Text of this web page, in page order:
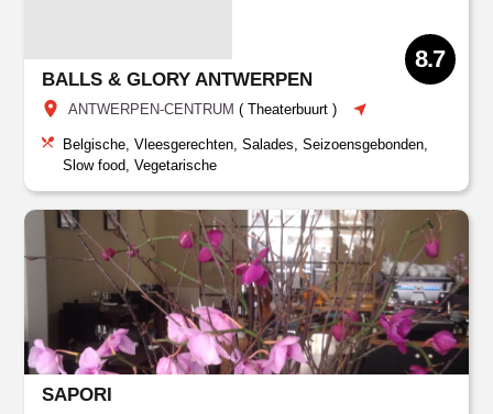
BALLS & GLORY ANTWERPEN
ANTWERPEN-CENTRUM (Theaterbuurt )
8.7
Belgische, Vleesgerechten, Salades, Seizoensgebonden,
Slow food, Vegetarische
SAPORI